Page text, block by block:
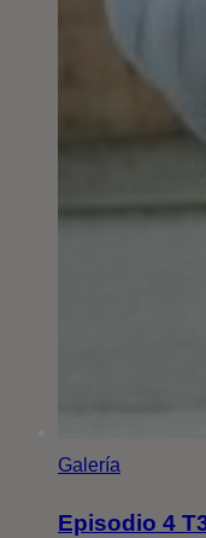
Galería
Episodio 4